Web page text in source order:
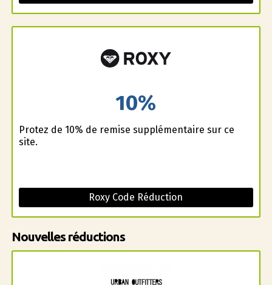
10%
Profitez de 10% de remise supplémentaire sur ce
site.
Roxy Code Réduction
Nouvelles réductions